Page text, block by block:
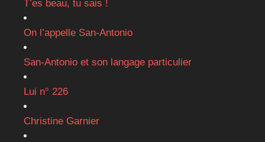
T’es beau, tu sais !
On l’appelle San-Antonio
San-Antonio et son langage particulier
Lui n° 226
Christine Garnier